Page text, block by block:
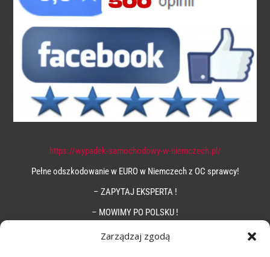
Zarządzaj zgodą
https://wypadek-samochodowy-w-niemczech.pl/
Pełne odszkodowanie w EURO w Niemczech z OC sprawcy!
– ZAPYTAJ EKSPERTA !
– MOWIMY PO POLSKU !